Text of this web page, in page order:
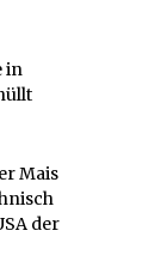
in
Mais
der